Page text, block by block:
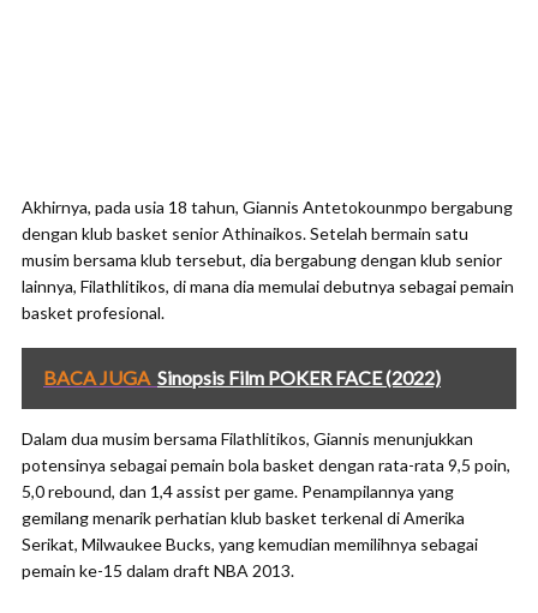
Akhirnya, pada usia 18 tahun, Giannis Antetokounmpo bergabung
dengan klub basket senior Athinaikos. Setelah bermain satu
musim bersama klub tersebut, dia bergabung dengan klub senior
lainnya, Filathlitikos, di mana dia memulai debutnya sebagai pemain
basket profesional.
BACA JUGA Sinopsis Film POKER FACE (2022)
Dalam dua musim bersama Filathlitikos, Giannis menunjukkan
potensinya sebagai pemain bola basket dengan rata-rata 9,5 poin,
5,0 rebound, dan 1,4 assist per game. Penampilannya yang
gemilang menarik perhatian klub basket terkenal di Amerika
Serikat, Milwaukee Bucks, yang kemudian memilihnya sebagai
pemain ke-15 dalam draft NBA 2013.